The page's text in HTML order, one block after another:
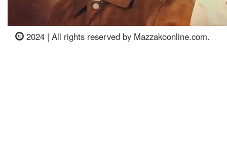
2024 | All rights reserved by Mazzakoonline.com.